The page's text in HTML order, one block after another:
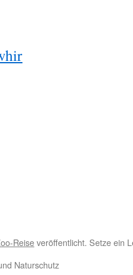
Reiseveröffentlicht. Setze ein
Naturschutz